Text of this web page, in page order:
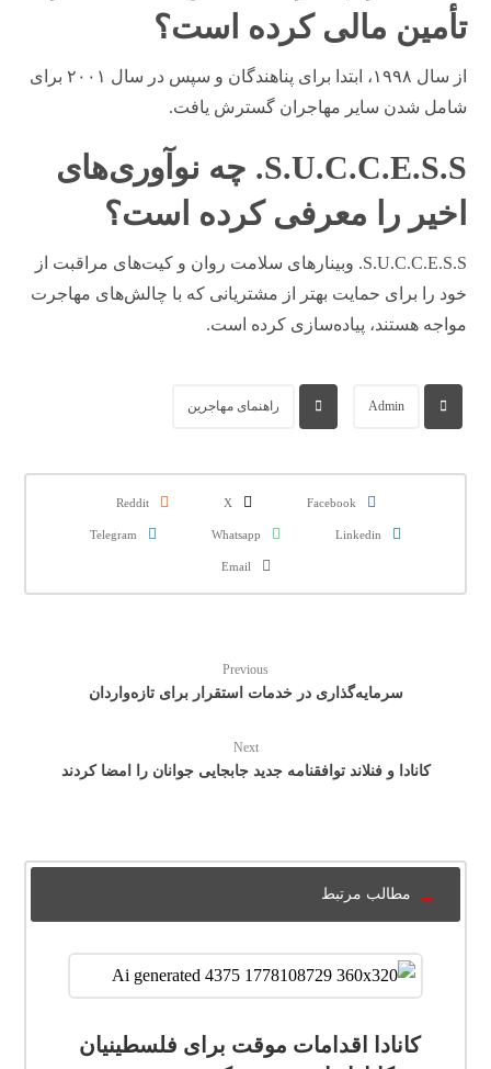
تأمین مالی کرده است؟
از سال ۱۹۹۸، ابتدا برای پناهندگان و سپس در سال ۲۰۰۱ برای
شامل شدن سایر مهاجران گسترش یافت.
S.U.C.C.E.S.S. چه نوآوری‌های
اخیر را معرفی کرده است؟
S.U.C.C.E.S.S. وبینارهای سلامت روان و کیت‌های مراقبت از
خود را برای حمایت بهتر از مشتریانی که با چالش‌های مهاجرت
مواجه هستند، پیاده‌سازی کرده است.
Admin راهنمای مهاجرین
Facebook
X
Reddit
Linkedin
Whatsapp
Telegram
Email
Previous
سرمایه‌گذاری در خدمات استقرار برای تازه‌واردان
Next
کانادا و فنلاند توافقنامه جدید جابجایی جوانان را امضا کردند
مطالب مرتبط
کانادا اقدامات موقت برای فلسطینیان